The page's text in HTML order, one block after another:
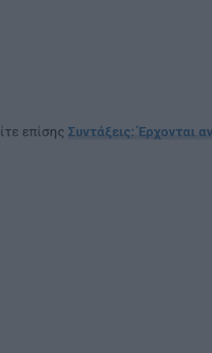
επίσης Συντάξεις: Έρχονται